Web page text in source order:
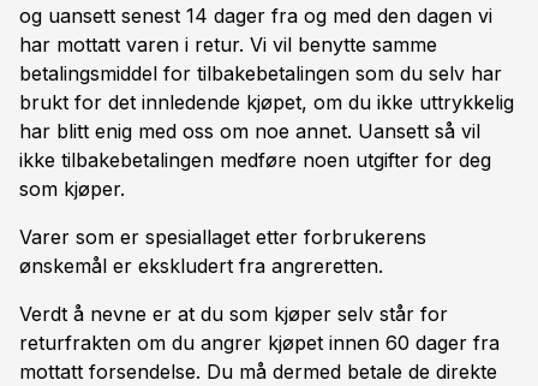
og uansett senest 14 dager fra og med den dagen vi
har mottatt varen i retur. Vi vil benytte samme
betalingsmiddel for tilbakebetalingen som du selv har
brukt for det innledende kjøpet, om du ikke uttrykkelig
har blitt enig med oss om noe annet. Uansett så vil
ikke tilbakebetalingen medføre noen utgifter for deg
som kjøper.
Varer som er spesiallaget etter forbrukerens
ønskemål er ekskludert fra angreretten.
Verdt å nevne er at du som kjøper selv står for
returfrakten om du angrer kjøpet innen 60 dager fra
mottatt forsendelse. Du må dermed betale de direkte